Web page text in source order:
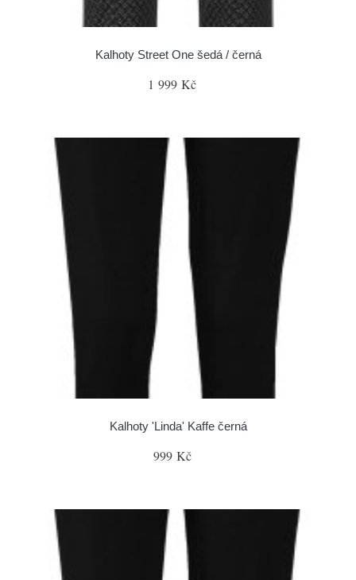
Kalhoty Street One šedá / černá
1 999 Kč
Kalhoty 'Linda' Kaffe černá
999 Kč